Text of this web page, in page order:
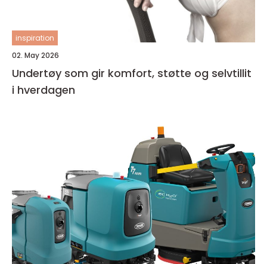
inspiration
02. May 2026
Undertøy som gir komfort, støtte og selvtillit
i hverdagen